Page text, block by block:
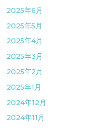
2025年6月
2025年5月
2025年4月
2025年3月
2025年2月
2025年1月
2024年12月
2024年11月